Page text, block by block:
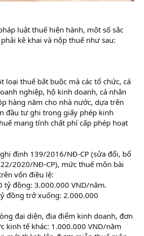
luật thuế hiện hành, một số sắc
kê khai và nộp thuế như sau:
loại thuế bắt buộc mà các tổ chức, cá
nghiệp, hộ kinh doanh, cá nhân
hàng năm cho nhà nước, dựa trên
đầu tư ghi trong giấy phép kinh
mang tính chất phí cấp phép hoạt
định 139/2016/NĐ-CP (sửa đổi, bổ
2020/NĐ-CP), mức thuế môn bài
vốn điều lệ:
tỷ đồng: 3.000.000 VND/năm.
đồng trở xuống: 2.000.000
đại diện, địa điểm kinh doanh, đơn
kinh tế khác: 1.000.000 VND/năm